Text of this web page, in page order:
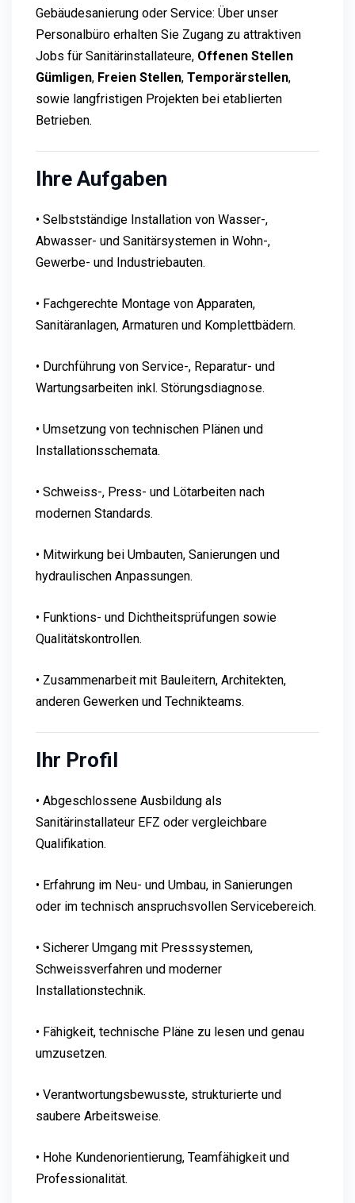
Gebäudesanierung oder Service: Über unser
Personalbüro erhalten Sie Zugang zu attraktiven
Jobs für Sanitärinstallateure, Offenen Stellen
Gümligen, Freien Stellen, Temporärstellen,
sowie langfristigen Projekten bei etablierten
Betrieben.
Ihre Aufgaben
• Selbstständige Installation von Wasser-,
Abwasser- und Sanitärsystemen in Wohn-,
Gewerbe- und Industriebauten.
• Fachgerechte Montage von Apparaten,
Sanitäranlagen, Armaturen und Komplettbädern.
• Durchführung von Service-, Reparatur- und
Wartungsarbeiten inkl. Störungsdiagnose.
• Umsetzung von technischen Plänen und
Installationsschemata.
• Schweiss-, Press- und Lötarbeiten nach
modernen Standards.
• Mitwirkung bei Umbauten, Sanierungen und
hydraulischen Anpassungen.
• Funktions- und Dichtheitsprüfungen sowie
Qualitätskontrollen.
• Zusammenarbeit mit Bauleitern, Architekten,
anderen Gewerken und Technikteams.
Ihr Profil
• Abgeschlossene Ausbildung als
Sanitärinstallateur EFZ oder vergleichbare
Qualifikation.
• Erfahrung im Neu- und Umbau, in Sanierungen
oder im technisch anspruchsvollen Servicebereich.
• Sicherer Umgang mit Presssystemen,
Schweissverfahren und moderner
Installationstechnik.
• Fähigkeit, technische Pläne zu lesen und genau
umzusetzen.
• Verantwortungsbewusste, strukturierte und
saubere Arbeitsweise.
• Hohe Kundenorientierung, Teamfähigkeit und
Professionalität.